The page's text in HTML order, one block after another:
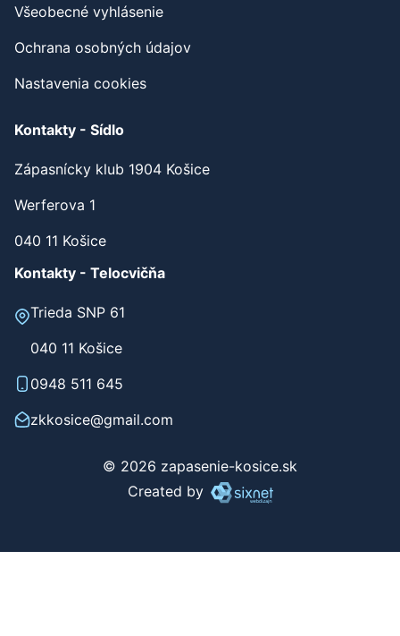
Všeobecné vyhlásenie
Ochrana osobných údajov
Nastavenia cookies
Kontakty - Sídlo
Zápasnícky klub 1904 Košice
Werferova 1
040 11 Košice
Kontakty - Telocvičňa
Trieda SNP 61
040 11 Košice
0948 511 645
zkkosice@gmail.com
© 2026 zapasenie-kosice.sk
Created by